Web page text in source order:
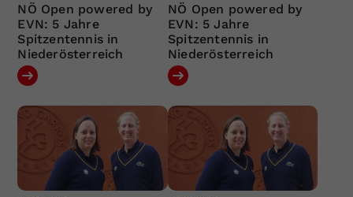
NÖ Open powered by
EVN: 5 Jahre
Spitzentennis in
Niederösterreich
NÖ Open powered by
EVN: 5 Jahre
Spitzentennis in
Niederösterreich